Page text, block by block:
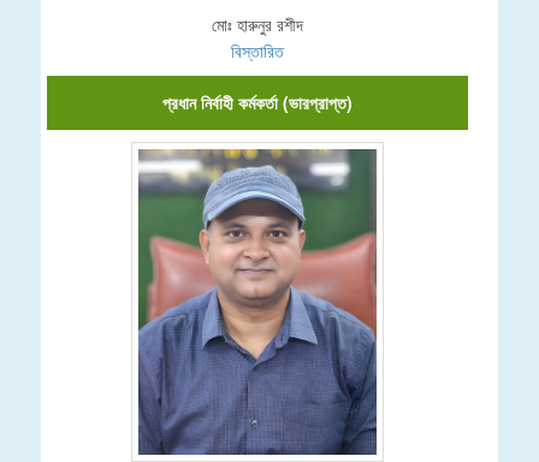
মোঃ হারুনুর রশীদ
বিস্তারিত
প্রধান নির্বাহী কর্মকর্তা (ভারপ্রাপ্ত)